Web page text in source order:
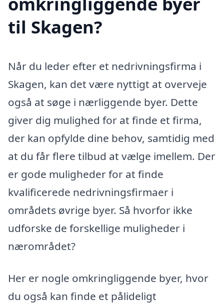
til Skagen?
Når du leder efter et nedrivningsfirma i
Skagen, kan det være nyttigt at overveje
også at søge i nærliggende byer. Dette
giver dig mulighed for at finde et firma,
der kan opfylde dine behov, samtidig med
at du får flere tilbud at vælge imellem. Der
er gode muligheder for at finde
kvalificerede nedrivningsfirmaer i
områdets øvrige byer. Så hvorfor ikke
udforske de forskellige muligheder i
nærområdet?
Her er nogle omkringliggende byer, hvor
du også kan finde et pålideligt